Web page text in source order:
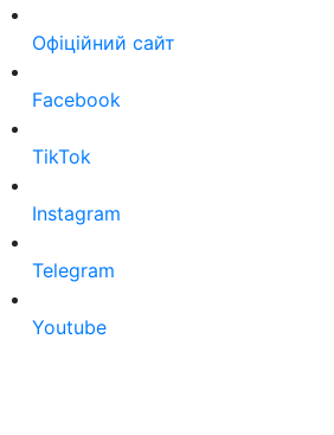
Офіційний сайт
Facebook
TikTok
Instagram
Telegram
Youtube